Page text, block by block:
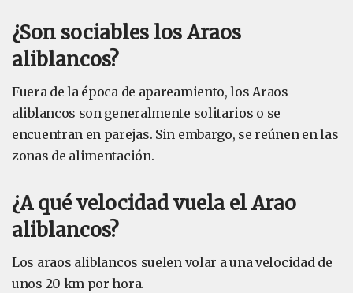
¿Son sociables los Araos
aliblancos?
Fuera de la época de apareamiento, los Araos
aliblancos son generalmente solitarios o se
encuentran en parejas. Sin embargo, se reúnen en las
zonas de alimentación.
¿A qué velocidad vuela el Arao
aliblancos?
Los araos aliblancos suelen volar a una velocidad de
unos 20 km por hora.